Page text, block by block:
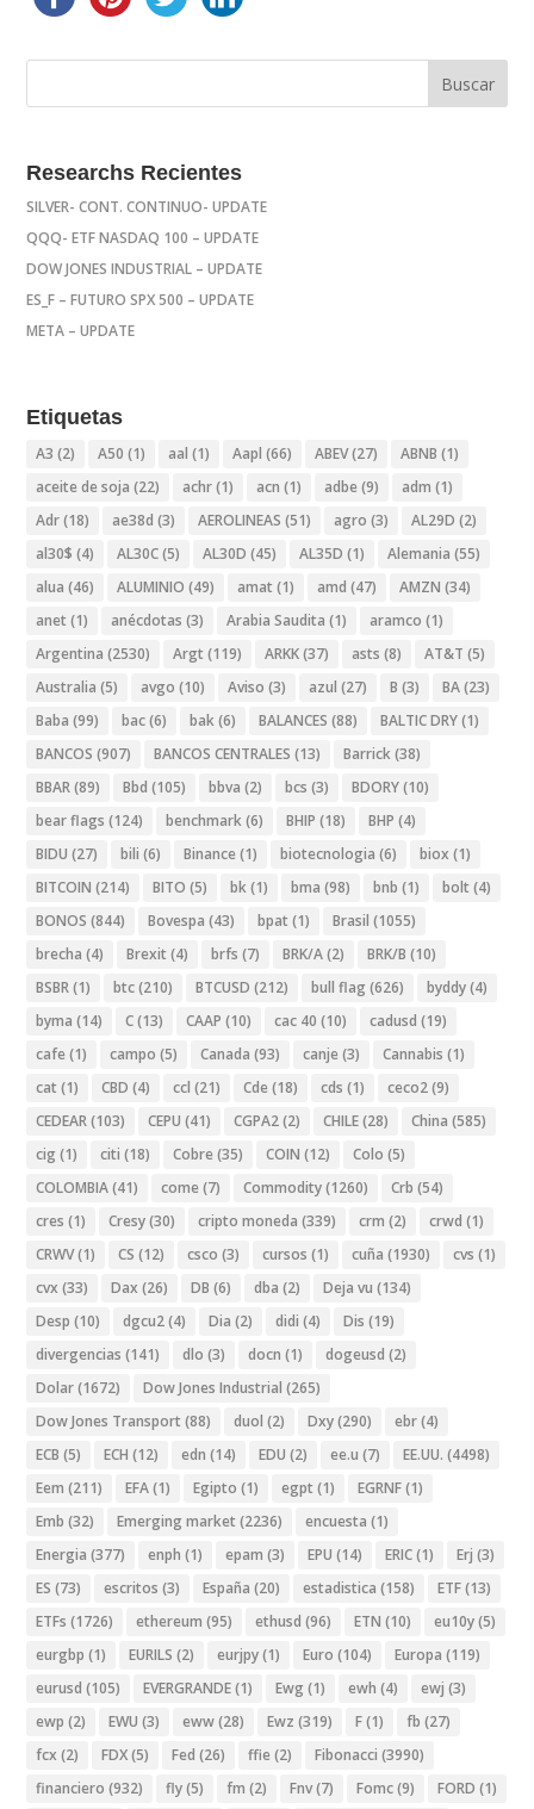
Researchs Recientes
SILVER- CONT. CONTINUO- UPDATE
QQQ- ETF NASDAQ 100 – UPDATE
DOW JONES INDUSTRIAL – UPDATE
ES_F – FUTURO SPX 500 – UPDATE
META – UPDATE
Etiquetas
A3 (2) A50 (1) aal (1) Aapl (66) ABEV(27) ABNB (1)
aceite de soja (22) achr(1) acn (1) adbe (9) adm (1)
Adr(18) ae38d (3) AEROLINEAS (51) agro (3) AL29D (2)
al30$ (4) AL30C(5) AL30D (45) AL35D (1) Alemania (55)
alua (46) ALUMINIO (49) amat (1) amd (47) AMZN (34)
anet (1) anécdotas (3) Arabia Saudita (1) aramco (1)
Argentina (2530) Argt (119) ARKK(37) asts (8) AT&T (5)
Australia (5) avgo (10) Aviso (3) azul (27) B (3) BA(23)
Baba (99) bac(6) bak(6) BALANCES (88) BALTIC DRY(1)
BANCOS (907) BANCOS CENTRALES (13) Barrick(38)
BBAR(89) Bbd (105) bbva (2) bcs (3) BDORY(10)
bear flags (124) benchmark(6) BHIP (18) BHP (4)
BIDU (27) bili (6) Binance (1) biotecnologia (6) biox (1)
BITCOIN (214) BITO (5) bk(1) bma (98) bnb (1) bolt (4)
BONOS (844) Bovespa (43) bpat (1) Brasil (1055)
brecha (4) Brexit (4) brfs (7) BRK/A(2) BRK/B (10)
BSBR(1) btc(210) BTCUSD (212) bull flag (626) byddy(4)
byma (14) C(13) CAAP (10) cac 40 (10) cadusd (19)
cafe (1) campo (5) Canada (93) canje (3) Cannabis (1)
cat (1) CBD (4) ccl (21) Cde (18) cds (1) ceco2(9)
CEDEAR(103) CEPU (41) CGPA2(2) CHILE(28) China (585)
cig (1) citi (18) Cobre (35) COIN (12) Colo (5)
COLOMBIA(41) come (7) Commodity(1260) Crb (54)
cres (1) Cresy(30) cripto moneda (339) crm (2) crwd (1)
CRWV(1) CS (12) csco (3) cursos (1) cuña (1930) cvs (1)
cvx (33) Dax (26) DB (6) dba (2) Deja vu (134)
Desp (10) dgcu2(4) Dia (2) didi (4) Dis (19)
divergencias (141) dlo (3) docn (1) dogeusd (2)
Dolar(1672) Dow Jones Industrial (265)
Dow Jones Transport (88) duol (2) Dxy(290) ebr(4)
ECB (5) ECH (12) edn (14) EDU (2) ee.u (7) EE.UU. (4498)
Eem (211) EFA(1) Egipto (1) egpt (1) EGRNF(1)
Emb (32) Emerging market (2236) encuesta (1)
Energia (377) enph (1) epam (3) EPU (14) ERIC(1) Erj (3)
ES (73) escritos (3) España (20) estadistica (158) ETF(13)
ETFs (1726) ethereum (95) ethusd (96) ETN (10) eu10y(5)
eurgbp (1) EURILS (2) eurjpy(1) Euro (104) Europa (119)
eurusd (105) EVERGRANDE(1) Ewg (1) ewh (4) ewj (3)
ewp (2) EWU (3) eww(28) Ewz (319) F(1) fb (27)
fcx (2) FDX(5) Fed (26) ffie (2) Fibonacci (3990)
financiero (932) fly(5) fm (2) Fnv(7) Fomc(9) FORD (1)